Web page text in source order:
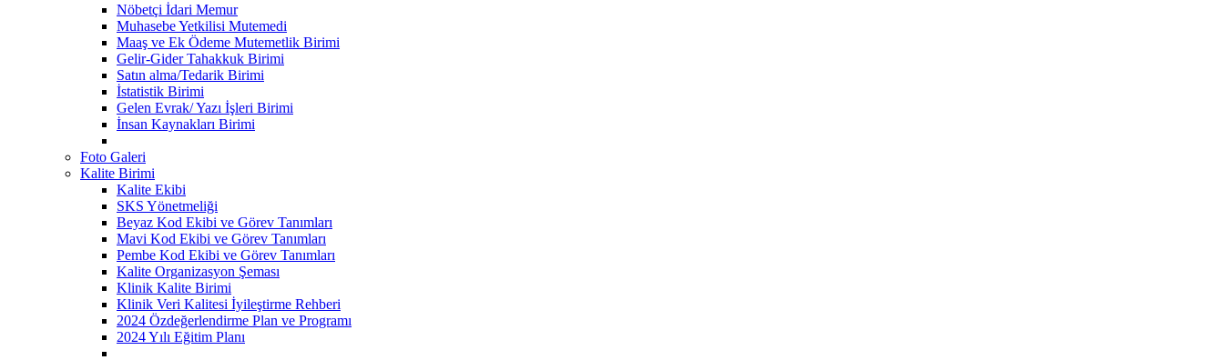
Nöbetçi İdari Memur
Muhasebe Yetkilisi Mutemedi
Maaş ve Ek Ödeme Mutemetlik Birimi
Gelir-Gider Tahakkuk Birimi
Satın alma/Tedarik Birimi
İstatistik Birimi
Gelen Evrak/ Yazı İşleri Birimi
İnsan Kaynakları Birimi
Foto Galeri
Kalite Birimi
Kalite Ekibi
SKS Yönetmeliği
Beyaz Kod Ekibi ve Görev Tanımları
Mavi Kod Ekibi ve Görev Tanımları
Pembe Kod Ekibi ve Görev Tanımları
Kalite Organizasyon Şeması
Klinik Kalite Birimi
Klinik Veri Kalitesi İyileştirme Rehberi
2024 Özdeğerlendirme Plan ve Programı
2024 Yılı Eğitim Planı